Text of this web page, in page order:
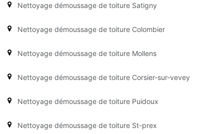
Nettoyage démoussage de toiture Satigny
Nettoyage démoussage de toiture Colombier
Nettoyage démoussage de toiture Mollens
Nettoyage démoussage de toiture Corsier-sur-vevey
Nettoyage démoussage de toiture Puidoux
Nettoyage démoussage de toiture St-prex